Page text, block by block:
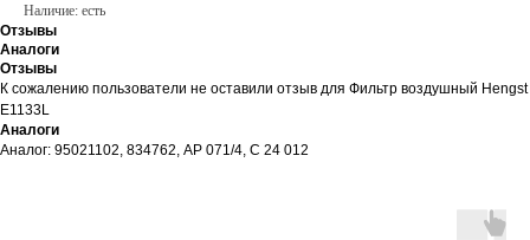
Наличие: есть
Отзывы
Аналоги
Отзывы
К сожалению пользователи не оставили отзыв для Фильтр воздушный Hengst
E1133L
Аналоги
Аналог: 95021102, 834762, AP 071/4, C 24 012